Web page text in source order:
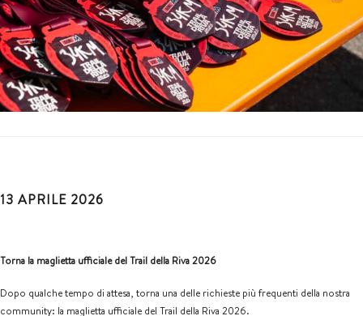
13 APRILE 2026
Torna la maglietta ufficiale del Trail della Riva 2026
Dopo qualche tempo di attesa, torna una delle richieste più frequenti della nostra
community: la maglietta ufficiale del Trail della Riva 2026.